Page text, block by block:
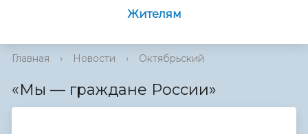
Жителям
Главная › Новости › Октябрьский
«Мы — граждане России»